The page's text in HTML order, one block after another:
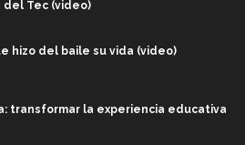
del Tec (video)
hizo del baile su vida (video)
transformar la experiencia educativa